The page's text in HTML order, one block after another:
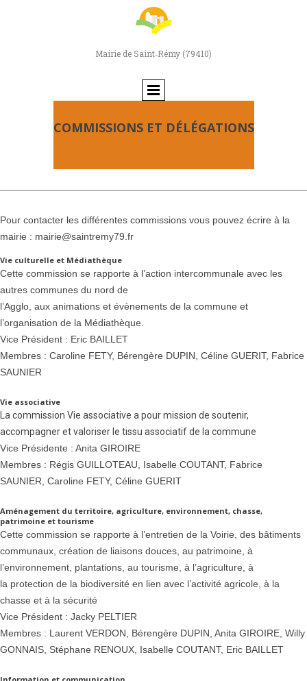
Mairie de Saint‑Rémy (79410)
COMMISSIONS ET DÉLÉGATIONS
Pour contacter les différentes commissions vous pouvez écrire à la
mairie : mairie@saintremy79.fr
Vie culturelle et Médiathèque
Cette commission se rapporte à l’action intercommunale avec les
autres communes du nord de
l’Agglo, aux animations et évènements de la commune et
l’organisation de la Médiathèque.
Vice Président : Eric BAILLET
Membres : Caroline FETY, Bérengère DUPIN, Céline GUERIT, Fabrice
SAUNIER
Vie associative
La commission Vie associative a pour mission de soutenir,
accompagner et valoriser le tissu associatif de la commune
Vice Présidente : Anita GIROIRE
Membres : Régis GUILLOTEAU, Isabelle COUTANT, Fabrice
SAUNIER , Caroline FETY, Céline GUERIT
Aménagement du territoire, agriculture, environnement, chasse,
patrimoine et tourisme
Cette commission se rapporte à l’entretien de la Voirie, des bâtiments
communaux, création de liaisons douces, au patrimoine, à
l’environnement, plantations, au tourisme, à l’agriculture, à
la protection de la biodiversité en lien avec l’activité agricole, à la
chasse et à la sécurité
Vice Président : Jacky PELTIER
Membres : Laurent VERDON, Bérengère DUPIN, Anita GIROIRE, Willy
GONNAIS, Stéphane RENOUX, Isabelle COUTANT, Eric BAILLET
Information et communication